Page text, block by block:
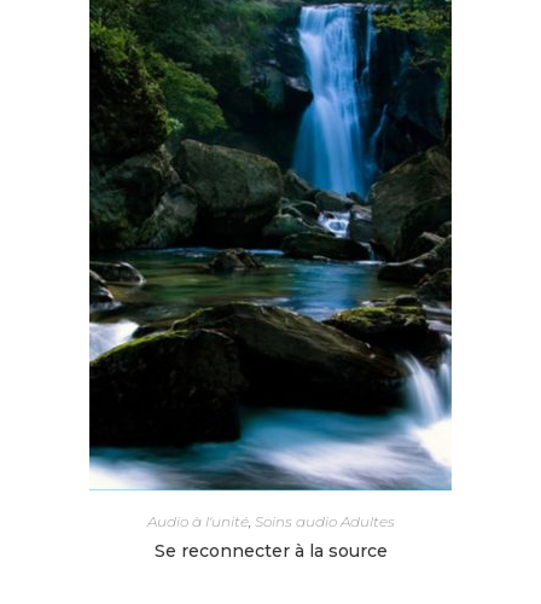
Audio à l'unité, Soins audio Adultes
Se reconnecter à la source